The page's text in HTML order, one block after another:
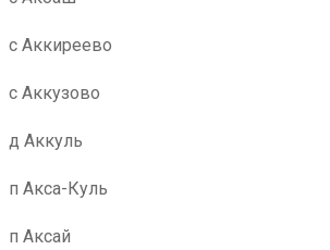
с Аккиреево
с Аккузово
д Аккуль
п Акса-Куль
п Аксай